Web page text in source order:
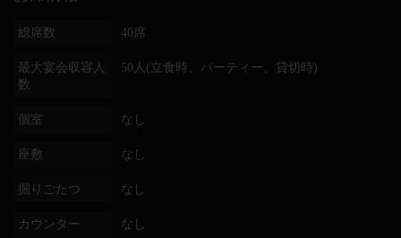
総席数 40席
最大宴会収容人
数
50人(立食時、パーティー、貸切時)
個室 なし
座敷 なし
掘りごたつ なし
カウンター なし